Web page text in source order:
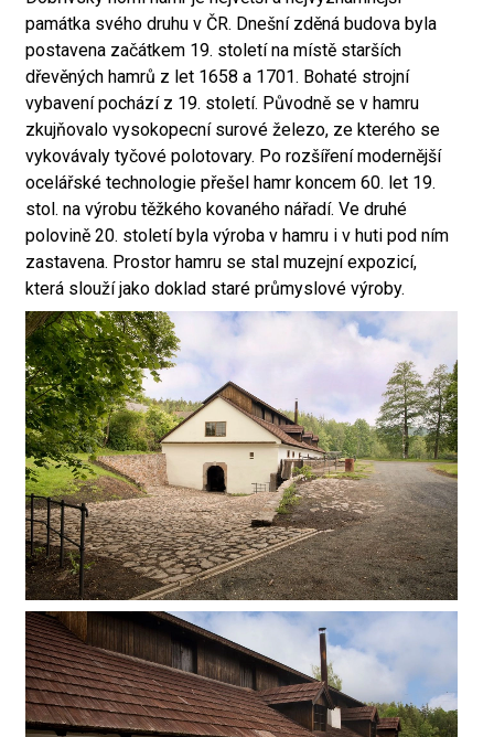
památka svého druhu v ČR. Dnešní zděná budova byla
postavena začátkem 19. století na místě starších
dřevěných hamrů z let 1658 a 1701. Bohaté strojní
vybavení pochází z 19. století. Původně se v hamru
zkujňovalo vysokopecní surové železo, ze kterého se
vykovávaly tyčové polotovary. Po rozšíření modernější
ocelářské technologie přešel hamr koncem 60. let 19.
stol. na výrobu těžkého kovaného nářadí. Ve druhé
polovině 20. století byla výroba v hamru i v huti pod ním
zastavena. Prostor hamru se stal muzejní expozicí,
která slouží jako doklad staré průmyslové výroby.